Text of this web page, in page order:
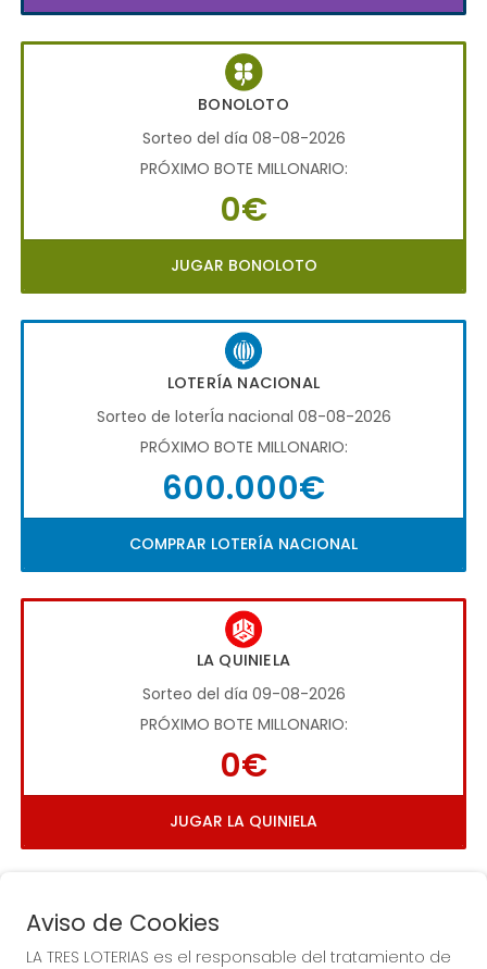
BONOLOTO
Sorteo del día 08-08-2026
PRÓXIMO BOTE MILLONARIO:
0€
JUGAR BONOLOTO
LOTERÍA NACIONAL
Sorteo de loterÍa nacional 08-08-2026
PRÓXIMO BOTE MILLONARIO:
600.000€
COMPRAR LOTERÍA NACIONAL
LA QUINIELA
Sorteo del día 09-08-2026
PRÓXIMO BOTE MILLONARIO:
0€
JUGAR LA QUINIELA
Aviso de Cookies
LA TRES LOTERIAS es el responsable del tratamiento de